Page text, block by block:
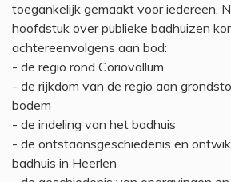
toegankelijk gemaakt voor iedereen.
hoofdstuk over publieke badhuizen
achtereenvolgens aan bod:
- de regio rond Coriovallum
- de rijkdom van de regio aan
bodem
- de indeling van het badhuis
- de ontstaansgeschiedenis en
badhuis in Heerlen